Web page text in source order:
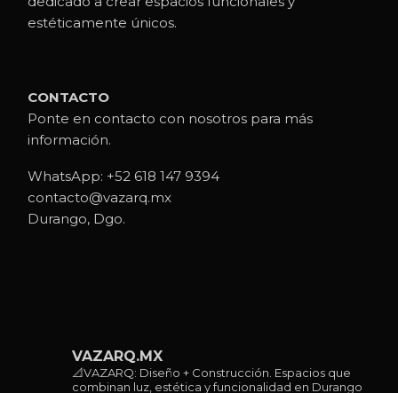
estéticamente únicos.
CONTACTO
Ponte en contacto con nosotros para más
información.
WhatsApp: +52 618 147 9394
contacto@vazarq.mx
Durango, Dgo.
VAZARQ.MX
📐VAZARQ: Diseño + Construcción. Espacios que
combinan luz, estética y funcionalidad en Durango